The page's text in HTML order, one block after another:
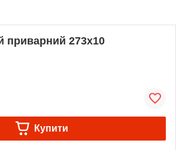
приварний 273х10
Купити